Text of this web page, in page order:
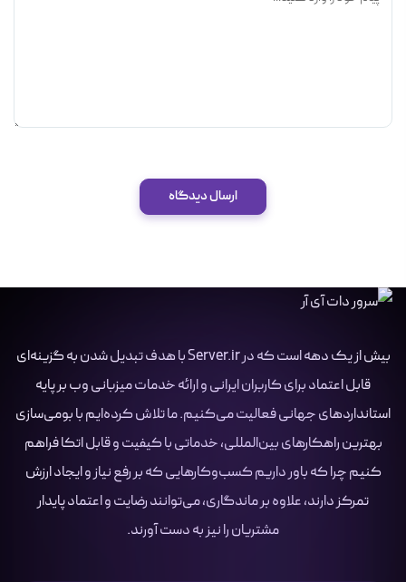
ارسال دیدگاه
بیش از یک دهه است که در Server.ir با هدف تبدیل شدن به گزینه‌ای
قابل اعتماد برای کاربران ایرانی و ارائه خدمات میزبانی وب بر پایه
استانداردهای جهانی فعالیت می‌کنیم. ما تلاش کرده‌ایم با بومی‌سازی
بهترین راهکارهای بین‌المللی، خدماتی با کیفیت و قابل اتکا فراهم
کنیم چرا که باور داریم کسب‌وکارهایی که بر رفع نیاز و ایجاد ارزش
تمرکز دارند، علاوه بر ماندگاری، می‌توانند رضایت و اعتماد پایدار
مشتریان را نیز به دست آورند.